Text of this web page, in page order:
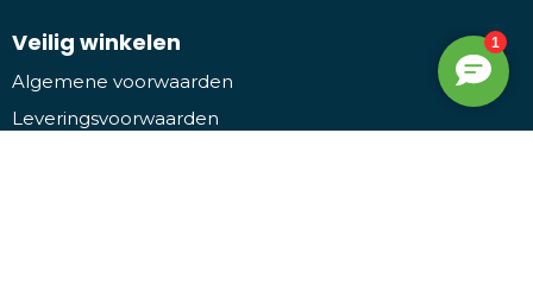
Veilig winkelen
Algemene voorwaarden
Leveringsvoorwaarden